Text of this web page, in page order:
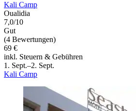
Kali Camp
Oualidia
7,0/10
Gut
(4 Bewertungen)
69 €
inkl. Steuern & Gebühren
1. Sept.–2. Sept.
Kali Camp